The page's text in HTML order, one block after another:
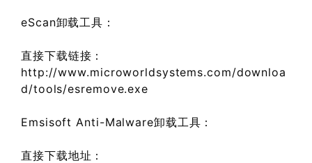
eScan卸载工具：
直接下载链接：
http://www.microworldsystems.com/downloa
d/tools/esremove.exe
Emsisoft Anti-Malware卸载工具：
直接下载地址：